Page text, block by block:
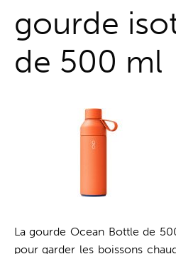
gourde
de 500 ml
La gourde Ocean Bottle de
pour garder les boissons